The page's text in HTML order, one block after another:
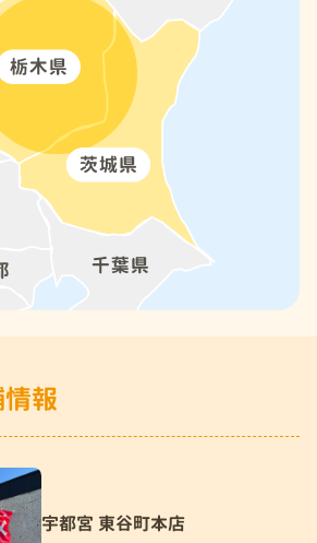
報
宇都宮 東谷町本店